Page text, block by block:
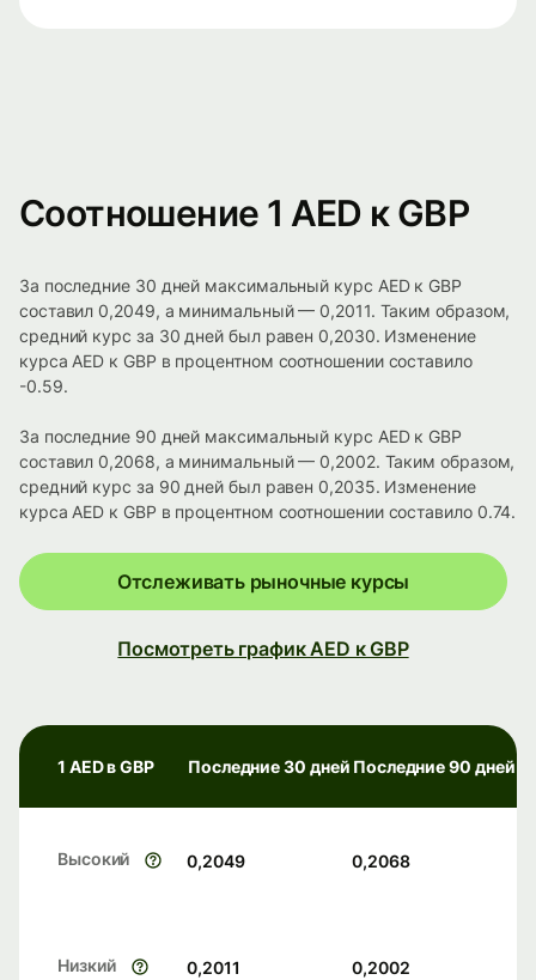
Соотношение 1 AED к GBP
За последние 30 дней максимальный курс AED к GBP
составил 0,2049, а минимальный — 0,2011. Таким образом,
средний курс за 30 дней был равен 0,2030. Изменение
курса AED к GBP в процентном соотношении составило
-0.59.
За последние 90 дней максимальный курс AED к GBP
составил 0,2068, а минимальный — 0,2002. Таким образом,
средний курс за 90 дней был равен 0,2035. Изменение
курса AED к GBP в процентном соотношении составило 0.74.
Отслеживать рыночные курсы
Посмотреть график AED к GBP
1 AED в GBP Последние 30 дней Последние 90 дней
Высокий 0,2049 0,2068
Низкий 0,2011 0,2002